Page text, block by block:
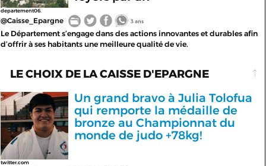
departement06.
@Caisse_Epargne 3 ans
Le Département s’engage dans des actions innovantes et durables afin
d’offrir à ses habitants une meilleure qualité de vie.
LE CHOIX DE LA CAISSE D'EPARGNE
twitter.com
Un grand bravo à Julia Tolofua
qui remporte la médaille de
bronze au Championnat du
monde de judo +78kg!